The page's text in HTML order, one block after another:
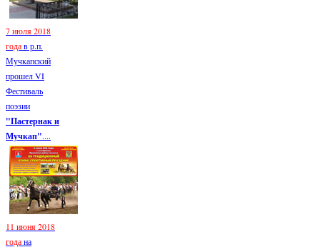
7 июля 2018
годав р.п.
Мучкапский
прошел VI
Фестиваль
поэзии
"Пастернак и
Мучкап"....
11 июня 2018
годана